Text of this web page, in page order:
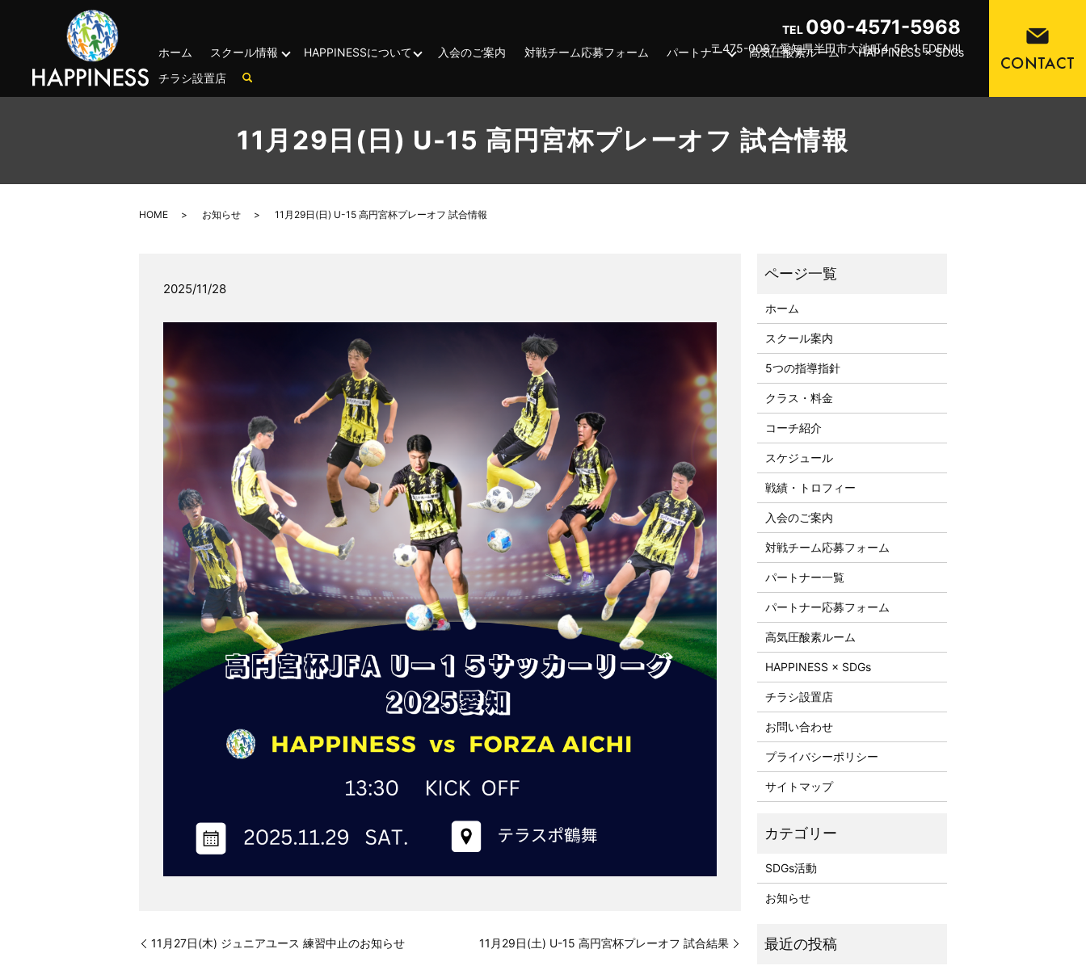
ホーム スクール情報 HAPPINESSについて 入会のご案内 対戦チーム応募フォーム パートナー 高気圧酸素ルーム
HAPPINESS × SDGs
チラシ設置店
TEL 090-4571-5968
〒475-0087 愛知県半田市大池町4-59-1 EDENⅢ
11月29日(日) U-15 高円宮杯プレーオフ 試合情報
HOME お知らせ 11月29日(日) U-15 高円宮杯プレーオフ 試合情報
2025/11/28
11月27日(木) ジュニアユース 練習中止のお知らせ 11月29日(土) U-15 高円宮杯プレーオフ 試合結果
ホーム
スクール案内
5つの指導指針
クラス・料金
コーチ紹介
スケジュール
戦績・トロフィー
入会のご案内
対戦チーム応募フォーム
パートナー一覧
パートナー応募フォーム
高気圧酸素ルーム
HAPPINESS × SDGs
チラシ設置店
お問い合わせ
プライバシーポリシー
サイトマップ
SDGs活動
お知らせ